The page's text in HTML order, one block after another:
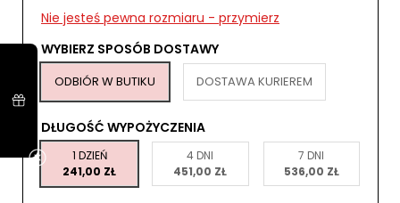
Nie jesteś pewna rozmiaru - przymierz
WYBIERZ SPOSÓB DOSTAWY
ODBIÓR W BUTIKU DOSTAWA KURIEREM
DŁUGOŚĆ WYPOŻYCZENIA
1 DZIEŃ
241,00 ZŁ
4 DNI
451,00 ZŁ
7 DNI
536,00 ZŁ